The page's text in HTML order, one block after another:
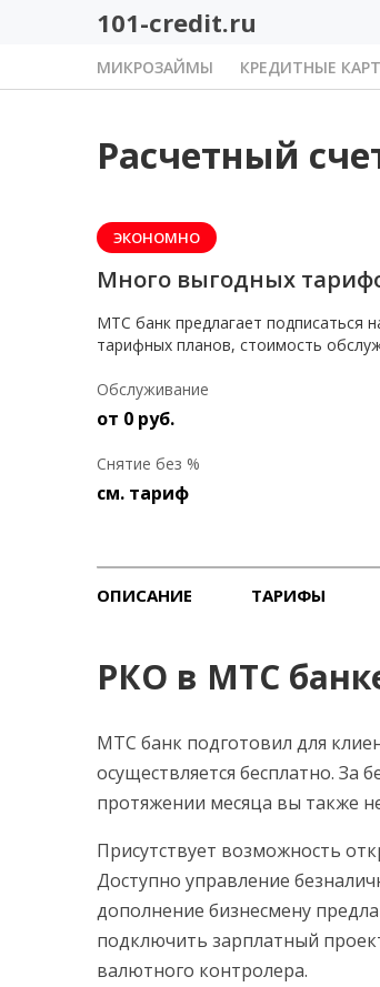
101-credit.ru
МИКРОЗАЙМЫ КРЕДИТНЫЕ
Расчетный
ЭКОНОМНО
Много выгодных
МТС банк предлагает подписаться
тарифных планов, стоимость
Обслуживание
от 0 руб.
Снятие без %
см. тариф
ОПИСАНИЕ ТАРИФЫ
РКО в МТС
МТС банк подготовил для
осуществляется бесплатно.
протяжении месяца вы также
Присутствует возможность
Доступно управление
дополнение бизнесмену
подключить зарплатный
валютного контролера.